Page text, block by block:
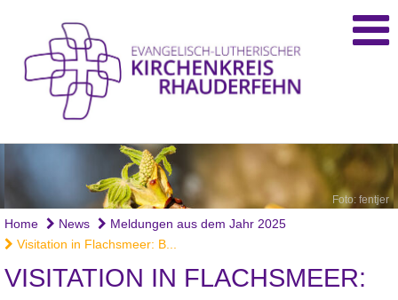
Foto: fentjer
Home News
Meldungen aus dem Jahr 2025
Visitation in Flachsmeer: B...
VISITATION IN FLACHSMEER: